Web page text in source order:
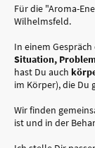
Für die "Aroma-
Wilhelmsfeld.
In einem
Situation,
hast Du auch
im Körper), die Du
Wir finden
ist und in der